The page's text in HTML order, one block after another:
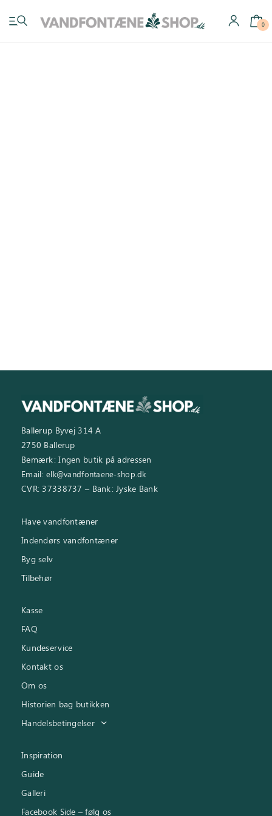
0
Ballerup Byvej 314 A
2750 Ballerup
Bemærk: Ingen butik på adressen
Email: elk@vandfontaene-shop.dk
CVR: 37338737 – Bank: Jyske Bank
Have vandfontæner
Indendørs vandfontæner
Byg selv
Tilbehør
Kasse
FAQ
Kundeservice
Kontakt os
Om os
Historien bag butikken
Handelsbetingelser
Inspiration
Guide
Galleri
Facebook Side – følg os